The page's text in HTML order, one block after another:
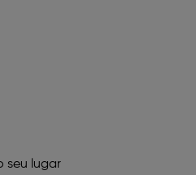
seu lugar